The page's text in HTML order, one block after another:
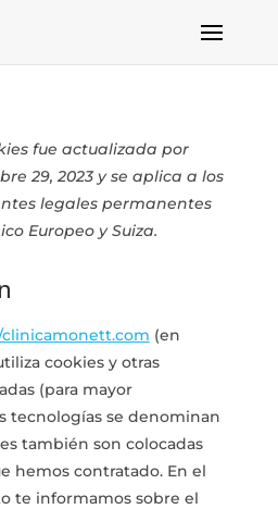
fue actualizada por
29, 2023 y se aplica a los
legales permanentes
Europeo y Suiza.
(en
cookies y otras
(para mayor
tecnologías se denominan
también son colocadas
hemos contratado. En el
te informamos sobre el